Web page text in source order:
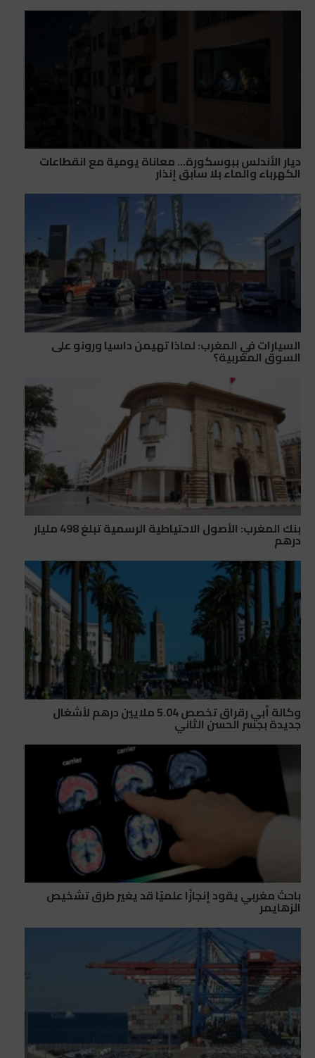
ديار الأندلس ببوسكورة… معاناة يومية مع انقطاعات
الكهرباء والماء بلا سابق إنذار
السيارات في المغرب: لماذا تهيمن داسيا ورونو على
السوق المغربية؟
بنك المغرب: الأصول الاحتياطية الرسمية تبلغ 498 مليار
درهم
وكالة أبي رقراق تخصص 5.04 ملايين درهم لأشغال
جديدة بجسر الحسن الثاني
باحث مغربي يقود إنجازًا علميًا قد يغير طرق تشخيص
الزهايمر